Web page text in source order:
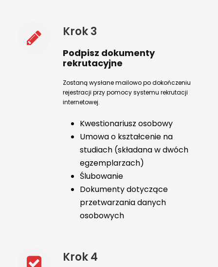
Krok 3
Podpisz dokumenty
rekrutacyjne
Zostaną wysłane mailowo po dokończeniu
rejestracji przy pomocy systemu rekrutacji
internetowej.
Kwestionariusz osobowy
Umowa o kształcenie na
studiach (składana w dwóch
egzemplarzach)
Ślubowanie
Dokumenty dotyczące
przetwarzania danych
osobowych
Krok 4